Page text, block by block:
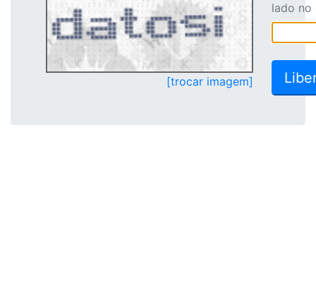
[trocar imagem]
lado no